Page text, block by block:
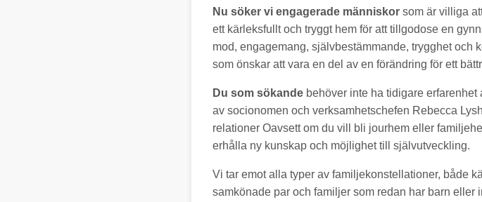
Nu söker vi engagerade människor som är villiga
ett kärleksfullt och tryggt hem för att tillgodose en
mod, engagemang, självbestämmande, trygghet och
som önskar att vara en del av en förändring för ett
Du som sökande behöver inte ha tidigare
av socionomen och verksamhetschefen Rebecca
relationer Oavsett om du vill bli jourhem eller
erhålla ny kunskap och möjlighet till självutveckling.
Vi tar emot alla typer av familjekonstellationer, både
samkönade par och familjer som redan har barn eller